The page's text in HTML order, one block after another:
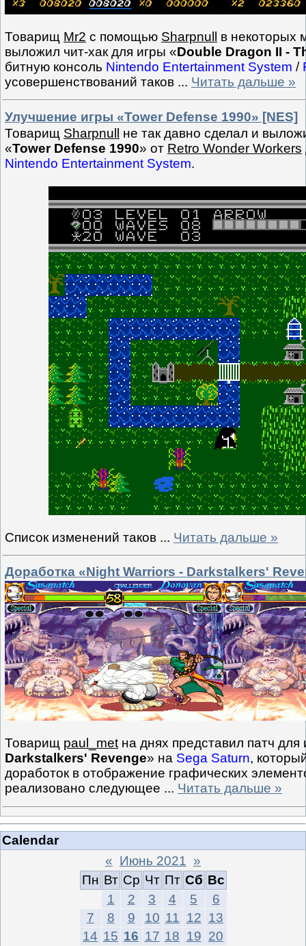
Товарищ Mr2 с помощью Sharpnull
в некоторых
выложил чит-хак для игры «Double Dragon II -
битную консоль Nintendo Entertainment System /
усовершенствований таков ... Читать дальше »
Улучшение игры «Tower Defense 1990» [NES]
Товарищ Sharpnull не так давно сделал и
«Tower Defense 1990» от Retro Wonder Workers
Nintendo Entertainment System.
Список изменений таков ... Читать дальше »
Доработка «Night Warriors - Darkstalkers'
Товарищ paul_metна днях представил патч для
Darkstalkers' Revenge» на Sega Saturn,
доработок в отображение графических
реализовано следующее ... Читать дальше »
Calendar
« Июнь 2021 »
Пн Вт Ср Чт Пт Сб Вс
1
2 3 4 5
6
7
8 9 10 11 12 13
14 15 16 17 18 19 20